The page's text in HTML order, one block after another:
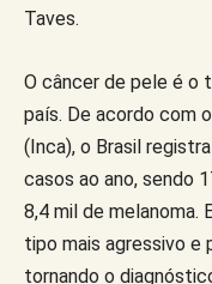
Taves.
O câncer de pele é o
país. De acordo com
(Inca), o Brasil
casos ao ano, sendo
8,4 mil de melanoma.
tipo mais agressivo e
tornando o